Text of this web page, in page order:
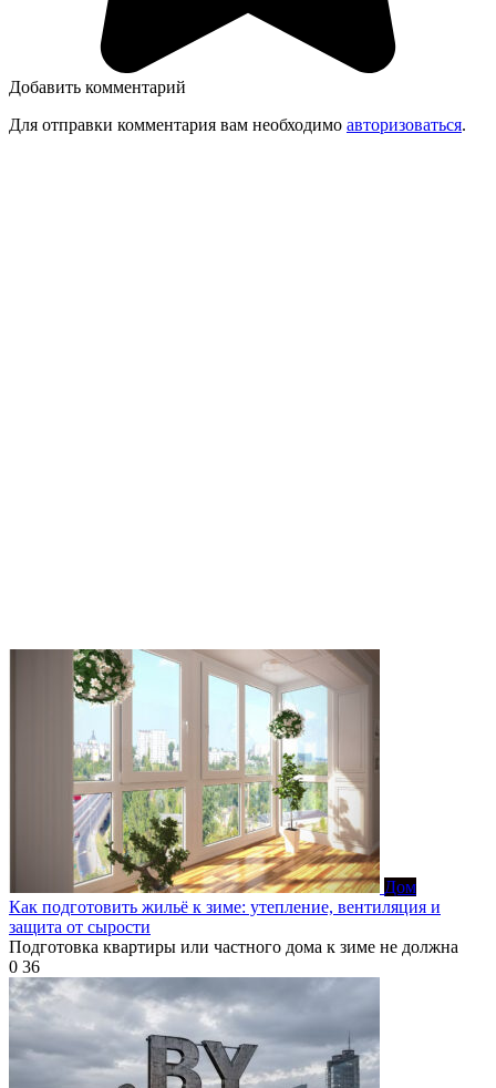
Добавить комментарий
Для отправки комментария вам необходимо авторизоваться.
Дом
Как подготовить жильё к зиме: утепление, вентиляция и
защита от сырости
Подготовка квартиры или частного дома к зиме не должна
0 36